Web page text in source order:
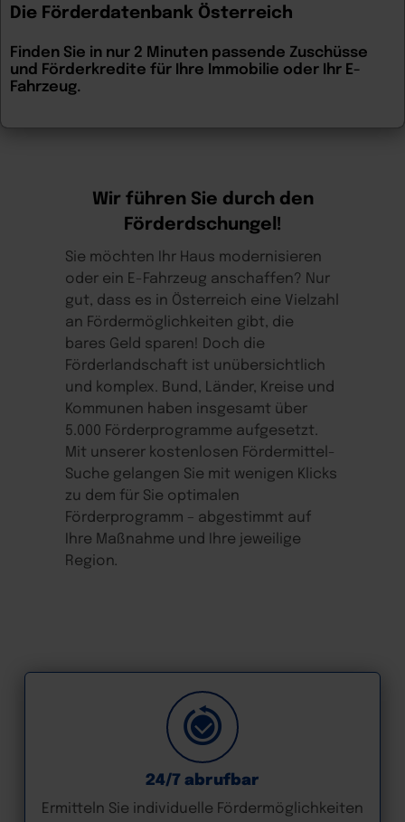
Die Förderdatenbank Österreich
Finden Sie in nur 2 Minuten passende Zuschüsse
und Förderkredite für Ihre Immobilie oder Ihr E-
Fahrzeug.
Wir führen Sie durch den
Förderdschungel!
Sie möchten Ihr Haus modernisieren
oder ein E-Fahrzeug anschaffen? Nur
gut, dass es in Österreich eine Vielzahl
an Fördermöglichkeiten gibt, die
bares Geld sparen! Doch die
Förderlandschaft ist unübersichtlich
und komplex. Bund, Länder, Kreise und
Kommunen haben insgesamt über
5.000 Förderpro­gramme aufgesetzt.
Mit unserer kostenlosen Fördermittel-
Suche gelangen Sie mit wenigen Klicks
zu dem für Sie optimalen
Förderprogramm – abgestimmt auf
Ihre Maßnahme und Ihre jeweilige
Region.
24/7 abrufbar
Ermitteln Sie individuelle Fördermöglichkeiten